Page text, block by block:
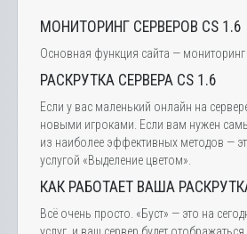
МОНИТОРИНГ СЕРВЕРОВ CS 1.6
Основная функция сайта —
РАСКРУТКА СЕРВЕРА CS 1.6
Если у вас маленький онлайн на
новыми игроками. Если вам нужен
из наиболее эффективных методов —
услугой «Выделение цветом».
КАК РАБОТАЕТ ВАША
Всё очень просто. «Буст» — это на